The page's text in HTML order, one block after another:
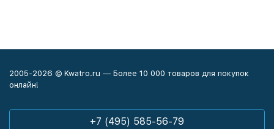
2005-2026 © Kwatro.ru — Более 10 000 товаров для покупок
онлайн!
+7 (495) 585-56-79